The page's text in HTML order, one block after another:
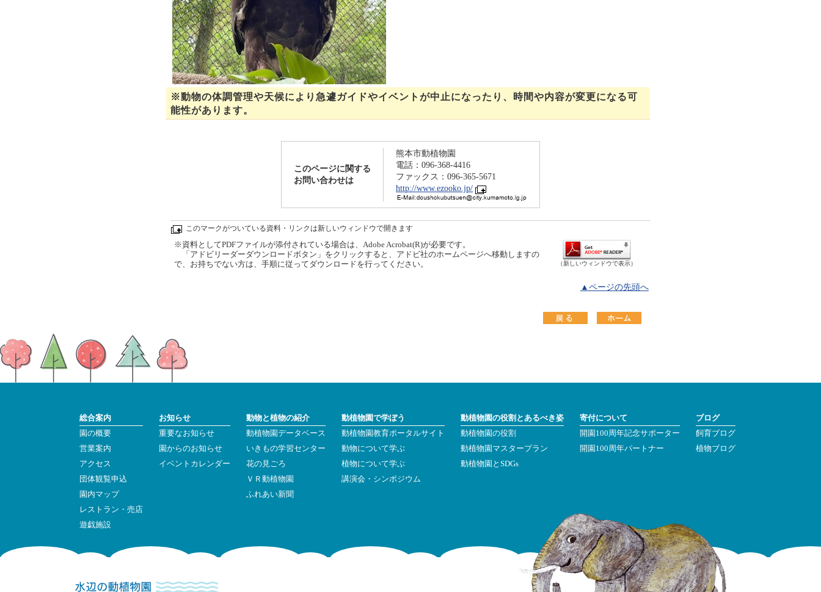
※動物の体調管理や天候により急遽ガイドやイベントが中止になったり、時間や内容が変更になる可
能性があります。
このページに関する
お問い合わせは
熊本市動植物園
電話：096-368-4416
ファックス：096-365-5671
http://www.ezooko.jp/
このマークがついている資料・リンクは新しいウィンドウで開きます
※資料としてPDFファイルが添付されている場合は、Adobe Acrobat(R)が必要です。
「アドビリーダーダウンロードボタン」をクリックすると、アドビ社のホームページへ移動しますの
で、お持ちでない方は、手順に従ってダウンロードを行ってください。
（新しいウィンドウで表示）
▲ページの先頭へ
総合案内
園の概要
営業案内
アクセス
団体観覧申込
園内マップ
レストラン・売店
遊戯施設
お知らせ
重要なお知らせ
園からのお知らせ
イベントカレンダー
動物と植物の紹介
動植物園データベース
いきもの学習センター
花の見ごろ
ＶＲ動植物園
ふれあい新聞
動植物園で学ぼう
動植物園教育ポータルサイト
動物について学ぶ
植物について学ぶ
講演会・シンポジウム
動植物園の役割とあるべき姿
動植物園の役割
動植物園マスタープラン
動植物園とSDGs
寄付について
開園100周年記念サポーター
開園100周年パートナー
ブログ
飼育ブログ
植物ブログ